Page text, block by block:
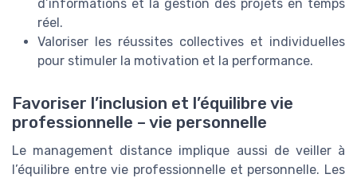
d’informations et la gestion des projets en temps
réel.
Valoriser les réussites collectives et individuelles
pour stimuler la motivation et la performance.
Favoriser l’inclusion et l’équilibre vie
professionnelle – vie personnelle
Le management distance implique aussi de veiller à
l’équilibre entre vie professionnelle et personnelle. Les